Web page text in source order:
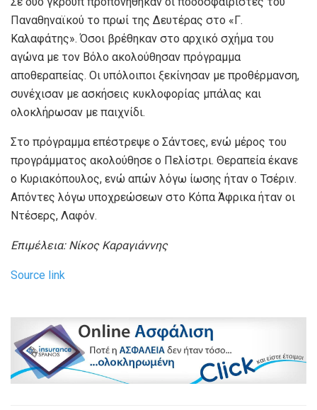
Παναθηναϊκού το πρωί της Δευτέρας στο «Γ.
Καλαφάτης». Όσοι βρέθηκαν στο αρχικό σχήμα του
αγώνα με τον Βόλο ακολούθησαν πρόγραμμα
αποθεραπείας. Οι υπόλοιποι ξεκίνησαν με προθέρμανση,
συνέχισαν με ασκήσεις κυκλοφορίας μπάλας και
ολοκλήρωσαν με παιχνίδι.
Στο πρόγραμμα επέστρεψε ο Σάντσες, ενώ μέρος του
προγράμματος ακολούθησε ο Πελίστρι. Θεραπεία έκανε
ο Κυριακόπουλος, ενώ απών λόγω ίωσης ήταν ο Τσέριν.
Απόντες λόγω υποχρεώσεων στο Κόπα Άφρικα ήταν οι
Ντέσερς, Λαφόν.
Επιμέλεια: Νίκος Καραγιάννης
Source link